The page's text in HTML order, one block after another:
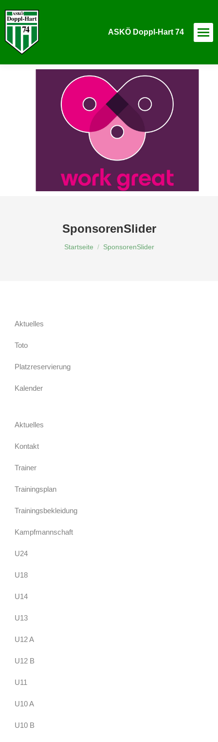
ASKÖ Doppl-Hart 74
SponsorenSlider
Du bist hier:
Startseite SponsorenSlider
Aktuelles
Toto
Platzreservierung
Kalender
Aktuelles
Kontakt
Trainer
Trainingsplan
Trainingsbekleidung
Kampfmannschaft
U24
U18
U14
U13
U12 A
U12 B
U11
U10 A
U10 B